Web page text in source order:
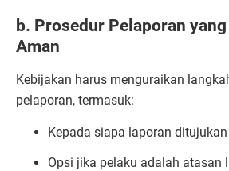
b. Prosedur Pelaporan
Aman
Kebijakan harus menguraikan
pelaporan, termasuk:
Kepada siapa laporan ditujukan
Opsi jika pelaku adalah atasan